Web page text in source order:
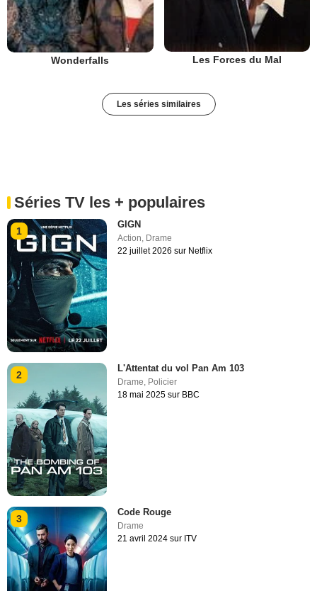
Wonderfalls Les Forces du Mal
Les séries similaires
Séries TV les + populaires
1
GIGN
Action Drame
22 juillet 2026 sur Netflix
2
L'Attentat du vol Pan Am 103
Drame, Policier
18 mai 2025 sur BBC
3
Code Rouge
Drame
21 avril 2024 sur ITV